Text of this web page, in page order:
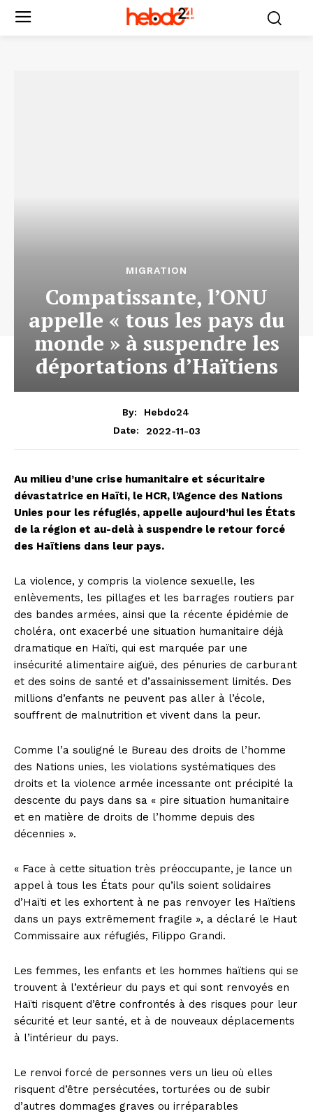
MIGRATION
Compatissante, l’ONU
appelle « tous les pays du
monde » à suspendre les
déportations d’Haïtiens
By:
Hebdo24
Date:
2022-11-03
Au milieu d’une crise humanitaire et sécuritaire
dévastatrice en Haïti, le HCR, l’Agence des Nations
Unies pour les réfugiés, appelle aujourd’hui les États
de la région et au-delà à suspendre le retour forcé
des Haïtiens dans leur pays.
La violence, y compris la violence sexuelle, les
enlèvements, les pillages et les barrages routiers par
des bandes armées, ainsi que la récente épidémie de
choléra, ont exacerbé une situation humanitaire déjà
dramatique en Haïti, qui est marquée par une
insécurité alimentaire aiguë, des pénuries de carburant
et des soins de santé et d’assainissement limités. Des
millions d’enfants ne peuvent pas aller à l’école,
souffrent de malnutrition et vivent dans la peur.
Comme l’a souligné le Bureau des droits de l’homme
des Nations unies, les violations systématiques des
droits et la violence armée incessante ont précipité la
descente du pays dans sa « pire situation humanitaire
et en matière de droits de l’homme depuis des
décennies ».
« Face à cette situation très préoccupante, je lance un
appel à tous les États pour qu’ils soient solidaires
d’Haïti et les exhortent à ne pas renvoyer les Haïtiens
dans un pays extrêmement fragile », a déclaré le Haut
Commissaire aux réfugiés, Filippo Grandi.
Les femmes, les enfants et les hommes haïtiens qui se
trouvent à l’extérieur du pays et qui sont renvoyés en
Haïti risquent d’être confrontés à des risques pour leur
sécurité et leur santé, et à de nouveaux déplacements
à l’intérieur du pays.
Le renvoi forcé de personnes vers un lieu où elles
risquent d’être persécutées, torturées ou de subir
d’autres dommages graves ou irréparables